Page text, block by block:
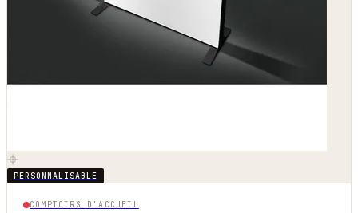
PERSONNALISABLE
COMPTOIRS D'ACCUEIL